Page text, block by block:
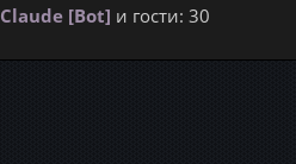
Claude [Bot] и гости: 30